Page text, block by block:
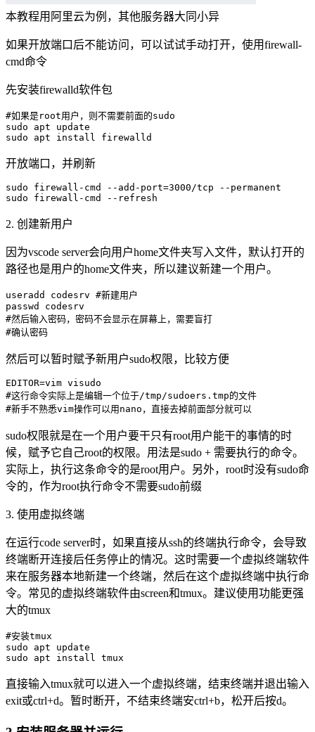
本教程用阿里云为例，其他服务器大同小异
如果开放端口后不能访问，可以试试手动打开，使用firewall-
cmd命令
先安装firewalld软件包
#如果是root用户，则不需要前面的sudo
sudo apt update
sudo apt install firewalld
开放端口，并刷新
sudo firewall-cmd --add-port=3000/tcp --permanent
sudo firewall-cmd --refresh
2. 创建新用户
因为vscode server会向用户home文件夹写入文件，默认打开的
路径也是用户的home文件夹，所以建议新建一个用户。
useradd codesrv #新建用户
passwd codesrv
#然后输入密码，密码不会显示在屏幕上，需要盲打
#确认密码
然后可以暂时赋予新用户sudo权限，比较方便
EDITOR=vim visudo
#这行命令实际上是编辑一个位于/tmp/sudoers.tmp的文件
#新手不熟悉vim操作可以用nano，直接去掉前面部分就可以
sudo权限就是在一个用户要干只有root用户能干的事情的时
候，赋予它自己root的权限。用法是sudo + 需要执行的命令。
实际上，执行这条命令的是root用户。另外，root时没有sudo命
令的，作为root执行命令不需要sudo前缀
3. 使用虚拟终端
在运行code server时，如果直接从ssh的终端执行命令，会导致
终端断开连接后任务停止的情况。这时需要一个虚拟终端软件
来在服务器本地新建一个终端，然后在这个虚拟终端中执行命
令。常见的虚拟终端软件由screen和tmux。建议使用功能更强
大的tmux
#安装tmux
sudo apt update
sudo apt install tmux
直接输入tmux就可以进入一个虚拟终端，结束终端并退出输入
exit或ctrl+d。暂时断开，不结束终端安ctrl+b，松开后按d。